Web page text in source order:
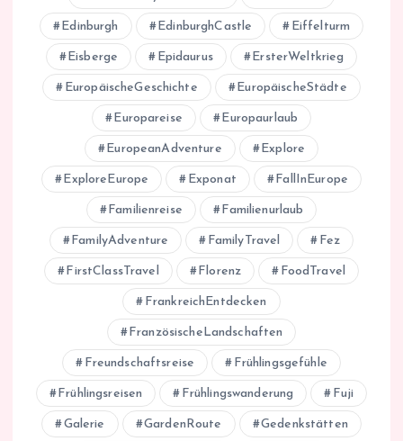
Edinburgh EdinburghCastle Eiffelturm
Eisberge Epidaurus ErsterWeltkrieg
EuropäischeGeschichte EuropäischeStädte
Europareise Europaurlaub
EuropeanAdventure Explore
ExploreEurope Exponat FallInEurope
Familienreise Familienurlaub
FamilyAdventure FamilyTravel Fez
FirstClassTravel Florenz FoodTravel
FrankreichEntdecken
FranzösischeLandschaften
Freundschaftsreise Frühlingsgefühle
Frühlingsreisen Frühlingswanderung Fuji
Galerie GardenRoute Gedenkstätten